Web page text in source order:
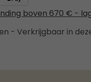
boven 670 € -
- Verkrijgbaar in